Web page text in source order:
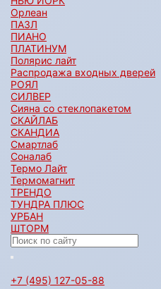
Орлеан
ПАЗЛ
ПИАНО
ПЛАТИНУМ
Полярис лайт
Распродажа входных дверей
РОЯЛ
СИЛВЕР
Сияна со стеклопакетом
СКАЙЛАБ
СКАНДИA
Смартлаб
Соналаб
Термо Лайт
Термомагнит
ТРЕНДО
ТУНДРА ПЛЮС
УРБАН
ШТОРМ
+7 (495) 127-05-88‬